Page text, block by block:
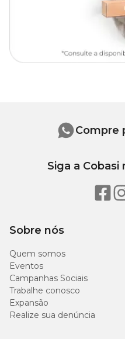
Sobre nós
Quem somos
Eventos
Campanhas Sociais
Trabalhe conosco
Expansão
Realize sua denúncia
Compre
Siga a Cobasi